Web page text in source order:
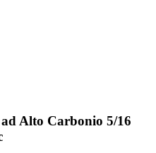
Alto Carbonio 5/16